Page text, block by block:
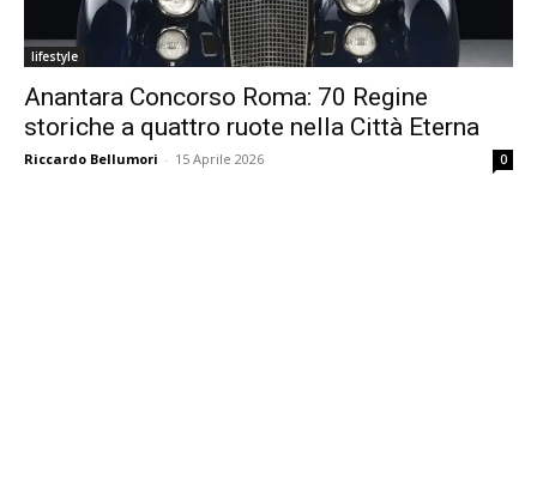
lifestyle
Anantara Concorso Roma: 70 Regine
storiche a quattro ruote nella Città Eterna
Riccardo Bellumori - 15 Aprile 2026 0